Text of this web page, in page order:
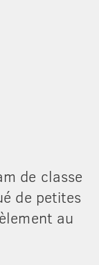
de classe
de petites
au